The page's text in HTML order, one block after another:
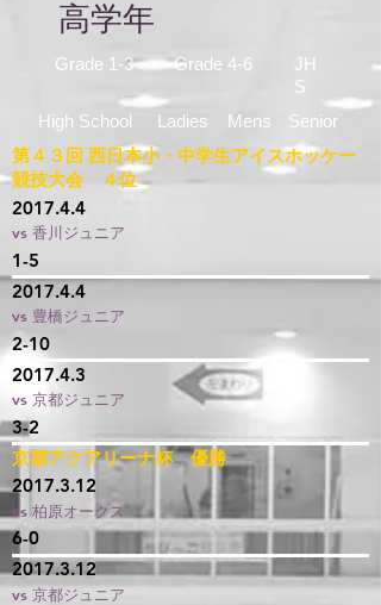
高学年
Grade 1-3
High School
Grade 4-6
Ladies Mens
JH
S
Senior
第４３回 西日本小・中学生アイスホッケー
競技大会 ４位
2017.4.4
vs 香川ジュニア
1-5
2017.4.4
vs 豊橋ジュニア
2-10
2017.4.3
vs 京都ジュニア
3-2
京都アクアリーナ杯 優勝
2017.3.12
vs 柏原オークス
6-0
2017.3.12
vs 京都ジュニア